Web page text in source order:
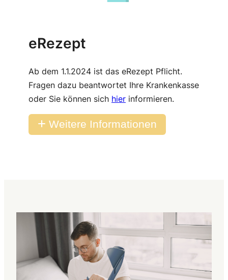
eRezept
Ab dem 1.1.2024 ist das eRezept Pflicht.
Fragen dazu beantwortet Ihre Krankenkasse
oder Sie können sich hier informieren.
Weitere Informationen